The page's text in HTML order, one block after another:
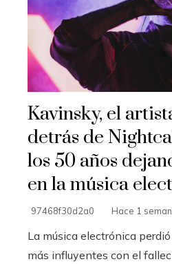
Kavinsky, el
detrás de
los 50 años
en la música
97468f30d2a0 Hace 1
La música electrónica
más influyentes con el